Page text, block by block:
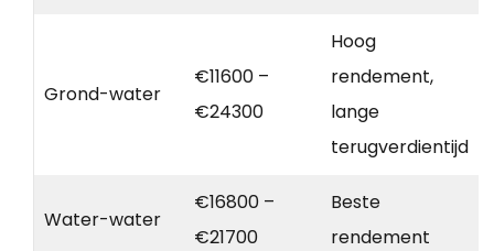
Grond-water
€11600 –
€24300
Hoog
rendement,
lange
terugverdientijd
Water-water
€16800 –
€21700
Beste
rendement